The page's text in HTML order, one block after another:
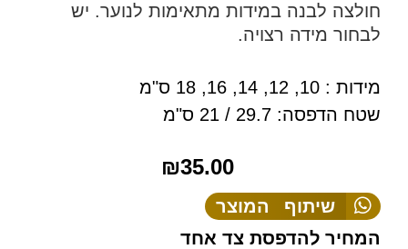
חולצה לבנה במידות מתאימות לנוער. יש
לבחור מידה רצויה.
מידות : 10, 12, 14, 16, 18 ס"מ
שטח הדפסה: 29.7 / 21 ס"מ
₪35.00
שיתוף המוצר
המחיר להדפסת צד אחד